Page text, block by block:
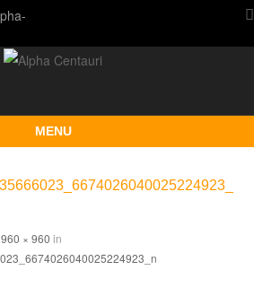
MENU
960 × 960 in